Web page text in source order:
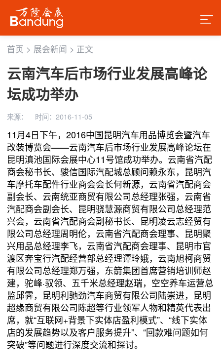
首页 > 展会新闻 > 正文
云南汽车后市场行业发展高峰论
坛成功举办
来源： 时间：2016-11-05
11月4日下午，2016中国昆明汽车用品博览会暨汽车
改装博览会——云南汽车后市场行业发展高峰论坛在
昆明滇池国际会展中心11号馆成功举办。云南省汽配
商会秘书长、骏信国际汽配城总顾问赖永东，昆明汽
车摩托车配件行业商会会长何新源，云南省汽配商会
副会长、云南统亚商贸有限公司总经理张强，云南省
汽配商会副会长、昆明骁慧源商贸有限公司总经理范
兴会，云南省汽配商会副秘书长、昆明凌云志经贸有
限公司总经理周明伦，云南省汽配商会理事、昆明聚
兴用品总经理李飞，云南省汽配商会理事、昆明市官
渡区奔宝行汽配经营部总经理谭玲娥，云南旭柯商贸
有限公司总经理郑万强，东箭集团首席营销培训师赵
建，驼峰·驭领、五千米总经理赵瑞，空空养车运营总
监邱霁，昆明利驰劲汽车商贸有限公司陆崇进，昆明
超缘商贸有限公司陈超等行业领军人物和精英代表出
席，就“互联网+背景下实体店盈利模式”、“线下实体
店的发展趋势以及客户服务提升”、“回款难问题如何
突破”等问题进行深度交流和探讨。